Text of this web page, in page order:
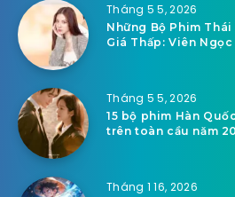
Tháng 5 5, 2026
Những Bộ Phim
Giá Thấp: Viên
Tháng 5 5, 2026
15 bộ phim Hàn
trên toàn cầu năm
Tháng 1 16, 2026